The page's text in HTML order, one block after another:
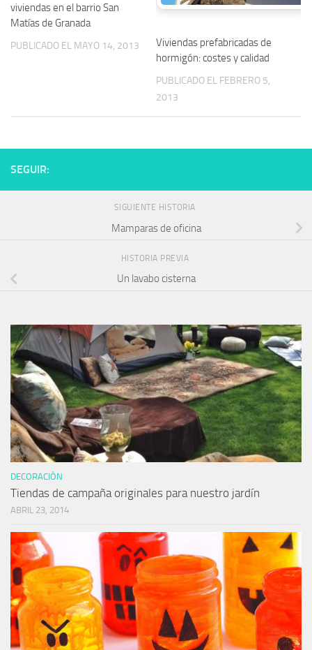
viviendas en el barrio San
Matías de Granada
PUBLICADO EL MAYO 14, 2013
Viviendas prefabricadas de
hormigón: costes y calidad
PUBLICADO EL FEBRERO 5,
2013
SEGUIR:
SIGUIENTE HISTORIA
Mamparas de oficina
HISTORIA PREVIA
Un lavabo cisterna
DECORACIÓN
Tiendas de campaña originales para nuestro jardín
ABRIL 23, 2014